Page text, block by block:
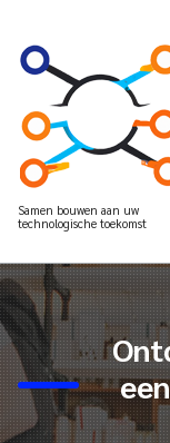
Samen bouwen aan uw
technologische toekomst